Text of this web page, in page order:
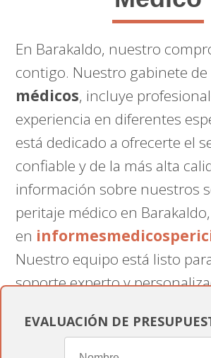
En Barakaldo, nuestro
contigo. Nuestro gabinete de
médicos, incluye
experiencia en diferentes
está dedicado a ofrecerte el
confiable y de la más alta
información sobre nuestros
peritaje médico en
en
Nuestro equipo está listo
soporte experto y
EVALUACIÓN DE